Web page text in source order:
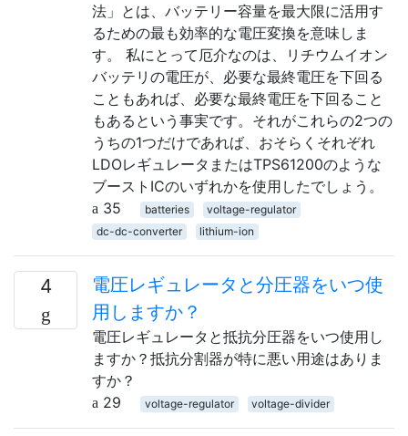
法」とは、バッテリー容量を最大限に活用す
るための最も効率的な電圧変換を意味しま
す。 私にとって厄介なのは、リチウムイオン
バッテリの電圧が、必要な最終電圧を下回る
こともあれば、必要な最終電圧を下回ること
もあるという事実です。それがこれらの2つの
うちの1つだけであれば、おそらくそれぞれ
LDOレギュレータまたはTPS61200のような
ブーストICのいずれかを使用したでしょう。
35
batteries
voltage-regulator
dc-dc-converter
lithium-ion
4
電圧レギュレータと分圧器をいつ使
用しますか？
電圧レギュレータと抵抗分圧器をいつ使用し
ますか？抵抗分割器が特に悪い用途はありま
すか？
29
voltage-regulator voltage-divider